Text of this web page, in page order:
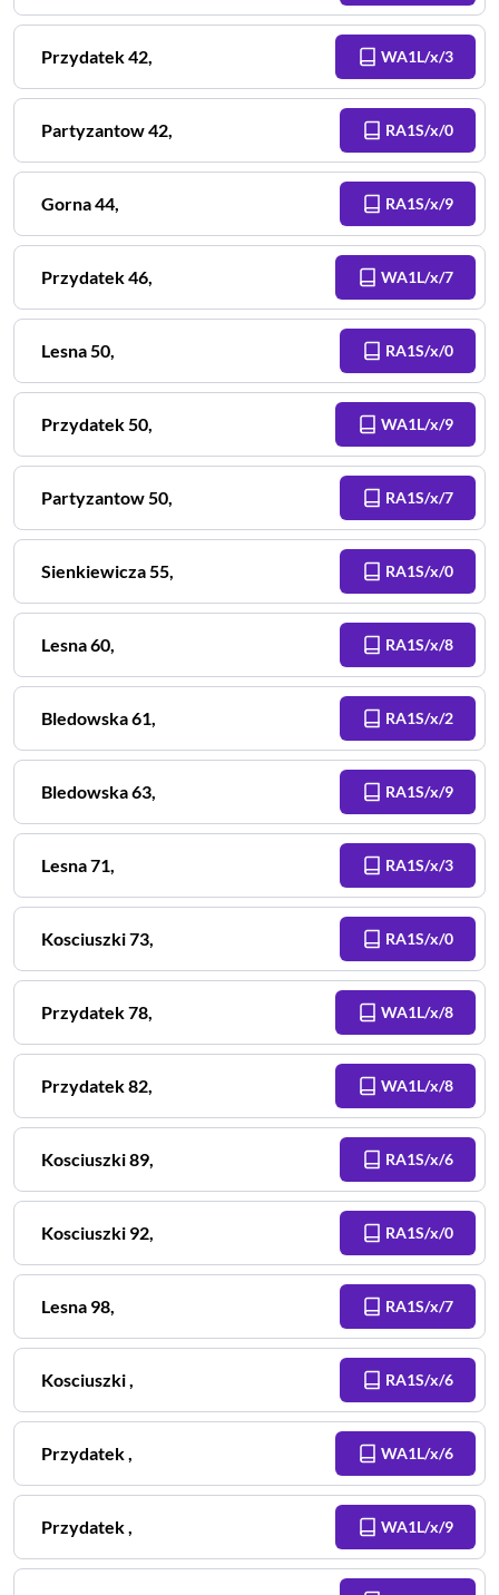
Przydatek42, WA1L/x/3
Partyzantow42, RA1S/x/0
Gorna44, RA1S/x/9
Przydatek46, WA1L/x/7
Lesna50, RA1S/x/0
Przydatek50, WA1L/x/9
Partyzantow50, RA1S/x/7
Sienkiewicza55, RA1S/x/0
Lesna60, RA1S/x/8
Bledowska61, RA1S/x/2
Bledowska63, RA1S/x/9
Lesna71, RA1S/x/3
Kosciuszki73, RA1S/x/0
Przydatek78, WA1L/x/8
Przydatek82, WA1L/x/8
Kosciuszki89, RA1S/x/6
Kosciuszki 92, RA1S/x/0
Lesna 98, RA1S/x/7
Kosciuszki, RA1S/x/6
Przydatek, WA1L/x/6
Przydatek, WA1L/x/9